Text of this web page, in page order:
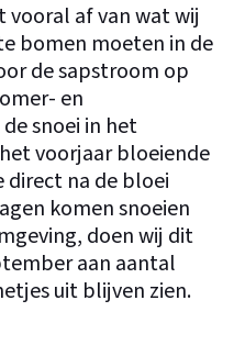
vooral af van wat wij
bomen moeten in de
de sapstroom op
en
snoei in het
voorjaar bloeiende
direct na de bloei
komen snoeien
doen wij dit
aan aantal
uit blijven zien.